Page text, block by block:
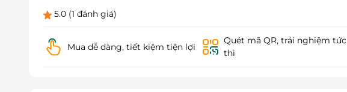
5.0 (1 đánh giá)
Mua dễ dàng, tiết kiệm tiện lợi
Quét mã QR, trải nghiệm tức
thì